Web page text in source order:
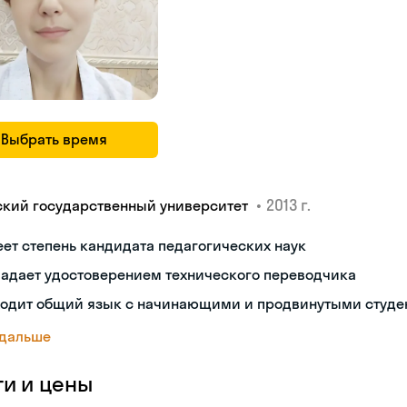
Выбрать время
государственный университет • 2013 г.
степень кандидата педагогических наук
удостоверением технического переводчика
общий язык с начинающими и продвинутыми
и цены